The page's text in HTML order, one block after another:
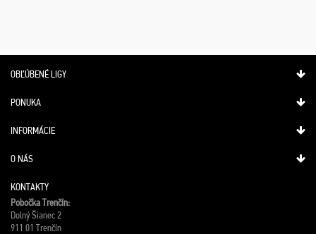
OBĽÚBENÉ LIGY
PONUKA
INFORMÁCIE
O NÁS
KONTAKTY
Pobočka Trenčín:
Dolný Šianec 2
911 01 Trenčín